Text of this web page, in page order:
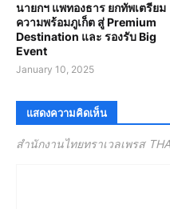
นายกฯ แพทองธาร ยกทัพเตรียม
ความพร้อมภูเก็ต สู่ Premium
Destination และ รองรับ Big
Event
January 10, 2025
แสดงความคิดเห็น
สำนักงานไทยทราเวลเพรส